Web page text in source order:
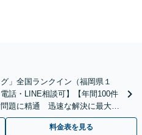
」全国ランクイン（福岡県１
話・LINE相談可】【年間100件
題に精通 迅速な解決に最大限
婚取扱経験】
料金表を見る